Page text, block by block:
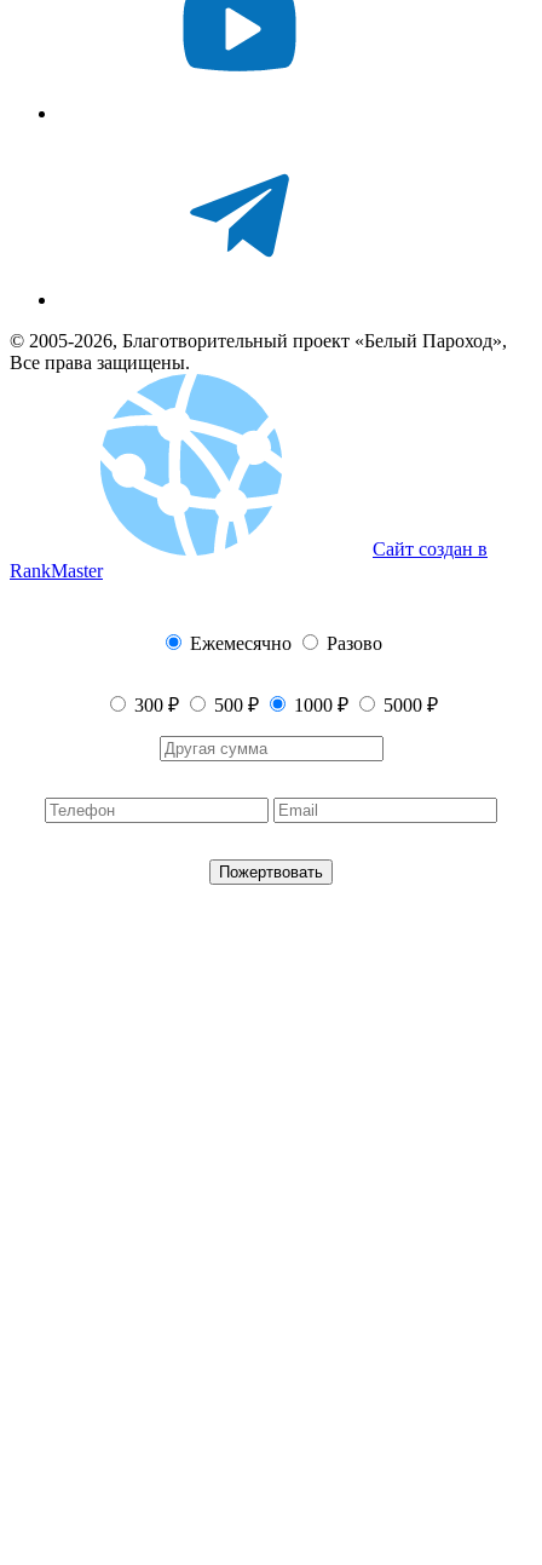
© 2005-2026, Благотворительный проект «Белый Пароход»,
Все права защищены.
Сайт создан в
RankMaster
Ежемесячно Разово
300 ₽ 500 ₽ 1000 ₽ 5000 ₽
Пожертвовать